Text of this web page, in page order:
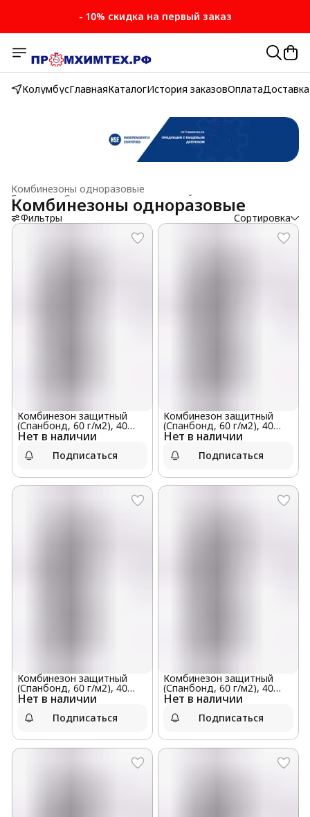
- 10% скидка на первый заказ
КолумбусГлавнаяКаталогИстория заказовОплатаДоставка
Комбинезоны одноразовые
Средства индивидуальной защиты
Главная
Комбинезоны одноразовые
Фильтры Сортировка
Нет в наличии
Комбинезон защитный
(Спанбонд, 60 г/м2), 40
штук в мешке, размер M
Подписаться
Нет в наличии
Комбинезон защитный
(Спанбонд, 60 г/м2), 40
штук в мешке, размер XXXL
Подписаться
Нет в наличии
Комбинезон защитный
(Спанбонд, 60 г/м2), 40
штук в мешке, размер XXL
Подписаться
Нет в наличии
Комбинезон защитный
(Спанбонд, 60 г/м2), 40
штук в мешке, размер XL
Подписаться